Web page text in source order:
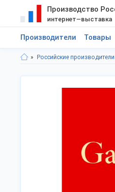
Производство
интернет—выставка
Производители Товары
Российские производители